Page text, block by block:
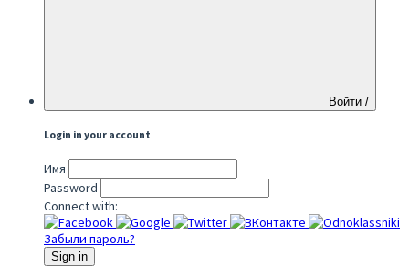
Войти /
Login in your account
Имя
Password
Connect with:
Забыли пароль?
Sign in